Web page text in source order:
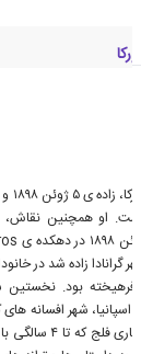
او همچنین نقاش،
گرانادا زاده شد در
بود. نخستین
اسپانیا، شهر افسانه
از این روی و به